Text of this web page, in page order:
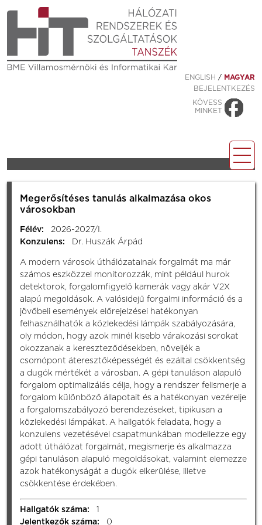
ENGLISH / MAGYAR
BEJELENTKEZÉS
KÖVESS
MINKET
Megerősítéses tanulás alkalmazása okos
városokban
Félév:
2026-2027/I.
Konzulens:
Dr. Huszák Árpád
A modern városok úthálózatainak forgalmát ma már
számos eszközzel monitorozzák, mint például hurok
detektorok, forgalomfigyelő kamerák vagy akár V2X
alapú megoldások. A valósidejű forgalmi információ és a
jövőbeli események előrejelzései hatékonyan
felhasználhatók a közlekedési lámpák szabályozására,
oly módon, hogy azok minél kisebb várakozási sorokat
okozzanak a kereszteződésekben, növeljék a
csomópont áteresztőképességét és ezáltal csökkentség
a dugók mértékét a városban. A gépi tanuláson alapuló
forgalom optimalizálás célja, hogy a rendszer felismerje a
forgalom különböző állapotait és a hatékonyan vezérelje
a forgalomszabályozó berendezéseket, tipikusan a
közlekedési lámpákat. A hallgatók feladata, hogy a
konzulens vezetésével csapatmunkában modellezze egy
adott úthálózat forgalmát, megismerje és alkalmazza
gépi tanuláson alapuló megoldásokat, valamint elemezze
azok hatékonyságát a dugók elkerülése, illetve
csökkentése érdekében.
Hallgatók száma:
1
Jelentkezők száma:
0